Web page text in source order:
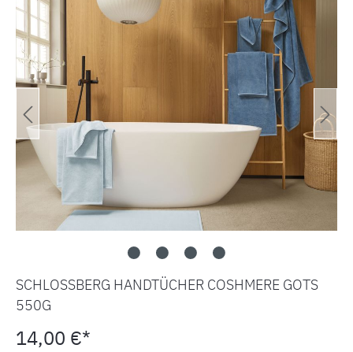
SCHLOSSBERG HANDTÜCHER COSHMERE GOTS
550G
14,00 €*